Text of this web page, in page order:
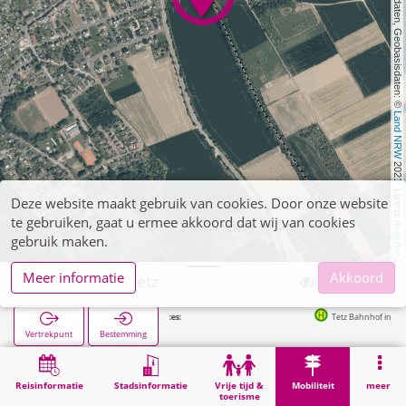
, Kartendaten, Geobasisdaten: ©
Land NRW
2021, Lizenz
dl-de/by-2-0
Reisinformatie Stadsinformatie
Vrije tijd &
toerisme
Mobiliteit meer
Linnich, P+R Tetz
Vertrekpunt Bestemming
Tetz Bahnhof in 3m
Mobiliteit Linnich, P+R Tetz
Deze website maakt gebruik van cookies. Door onze website
te gebruiken, gaat u ermee akkoord dat wij van cookies
gebruik maken.
Meer informatie
Akkoord